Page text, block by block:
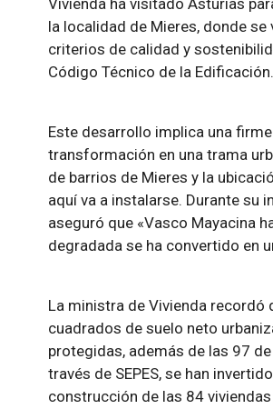
Vivienda ha visitado Asturias
la localidad de Mieres, donde
criterios de calidad y
Código Técnico de la Edificación.
Este desarrollo implica una
transformación en una trama
de barrios de Mieres y la
aquí va a instalarse. Durante su
aseguró que «Vasco Mayacina
degradada se ha convertido en
La ministra de Vivienda recordó
cuadrados de suelo neto
protegidas, además de las 97
través de SEPES, se han
construcción de las 84